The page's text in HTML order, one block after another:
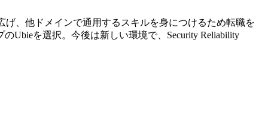
、他ドメインで通用するスキルを身につけるため転職を
Ubieを選択。今後は新しい環境で、Security Reliability